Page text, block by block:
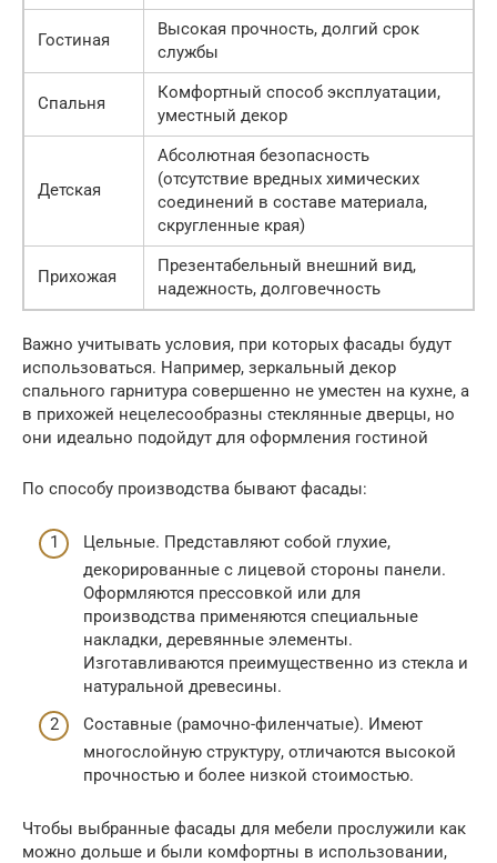
Гостиная
Высокая прочность, долгий срок
службы
Спальня
Комфортный способ эксплуатации,
уместный декор
Детская
Абсолютная безопасность
(отсутствие вредных химических
соединений в составе материала,
скругленные края)
Прихожая
Презентабельный внешний вид,
надежность, долговечность
Важно учитывать условия, при которых фасады будут
использоваться. Например, зеркальный декор
спального гарнитура совершенно не уместен на кухне, а
в прихожей нецелесообразны стеклянные дверцы, но
они идеально подойдут для оформления гостиной
По способу производства бывают фасады:
Цельные. Представляют собой глухие,
декорированные с лицевой стороны панели.
Оформляются прессовкой или для
производства применяются специальные
накладки, деревянные элементы.
Изготавливаются преимущественно из стекла и
натуральной древесины.
Составные (рамочно-филенчатые). Имеют
многослойную структуру, отличаются высокой
прочностью и более низкой стоимостью.
Чтобы выбранные фасады для мебели прослужили как
можно дольше и были комфортны в использовании,